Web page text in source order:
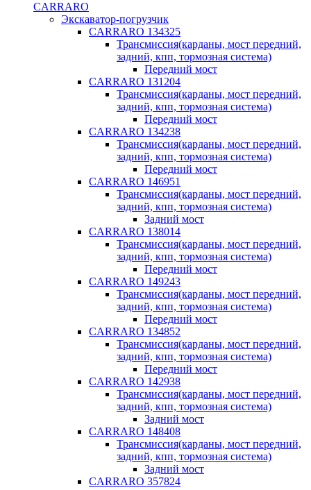
CARRARO
Экскаватор-погрузчик
CARRARO 134325
Трансмиссия(карданы, мост передний,
задний, кпп, тормозная система)
Передний мост
CARRARO 131204
Трансмиссия(карданы, мост передний,
задний, кпп, тормозная система)
Передний мост
CARRARO 134238
Трансмиссия(карданы, мост передний,
задний, кпп, тормозная система)
Передний мост
CARRARO 146951
Трансмиссия(карданы, мост передний,
задний, кпп, тормозная система)
Задний мост
CARRARO 138014
Трансмиссия(карданы, мост передний,
задний, кпп, тормозная система)
Передний мост
CARRARO 149243
Трансмиссия(карданы, мост передний,
задний, кпп, тормозная система)
Передний мост
CARRARO 134852
Трансмиссия(карданы, мост передний,
задний, кпп, тормозная система)
Передний мост
CARRARO 142938
Трансмиссия(карданы, мост передний,
задний, кпп, тормозная система)
Задний мост
CARRARO 148408
Трансмиссия(карданы, мост передний,
задний, кпп, тормозная система)
Задний мост
CARRARO 357824